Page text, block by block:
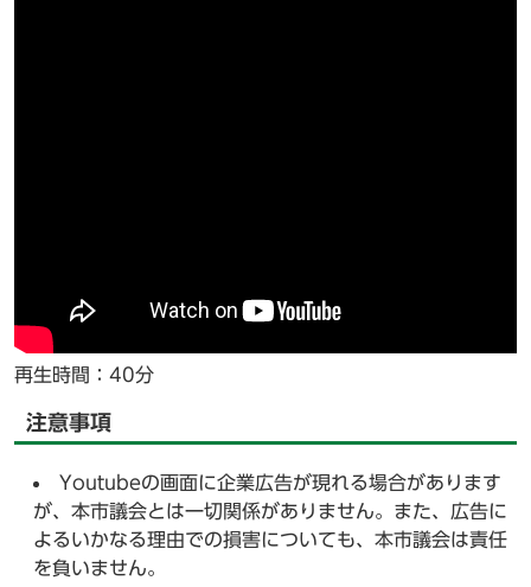
再生時間：40分
注意事項
Youtubeの画面に企業広告が現れる場合があります
が、本市議会とは一切関係がありません。また、広告に
よるいかなる理由での損害についても、本市議会は責任
を負いません。